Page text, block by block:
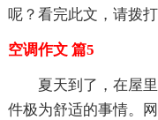
呢？看完此文，请拨
空调作文 篇5
夏天到了，在屋里
件极为舒适的事情。